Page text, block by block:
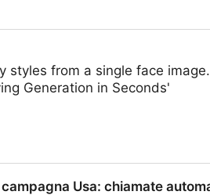
styles from a single face
Generation in Seconds'
Usa: chiamate